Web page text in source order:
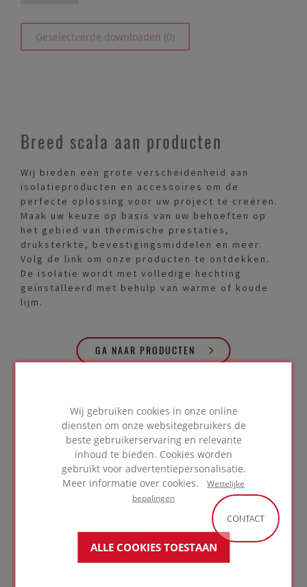
Wij gebruiken cookies in onze online
diensten om onze websitegebruikers de
beste gebruikerservaring en relevante
inhoud te bieden. Cookies worden
gebruikt voor advertentiepersonalisatie.
Meer informatie over cookies. Wettelijke
bepalingen
ALLE COOKIES TOESTAAN
Geselecteerde downloaden (0)
Breed scala aan producten
Wij bieden een grote verscheidenheid aan
isolatieproducten en accessoires om de
perfecte oplossing voor uw project te creëren.
Maak uw keuze op basis van uw behoeften op
het gebied van thermische prestaties,
druksterkte, bevestigingsmiddelen en meer.
Volg de link om onze producten te ontdekken.
De isolatie wordt met volledige hechting
geïnstalleerd met behulp van warme of koude
lijm.
GA NAAR PRODUCTEN
Deskundig
advies nodig?
CONTACT